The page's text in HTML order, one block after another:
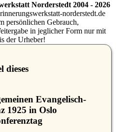
Norderstedt 2004 - 2026
norderstedt.de
persönlichen Gebrauch,
in jeglicher Form nur mit
der Urheber!
dieses
Evangelisch-
1925 in Oslo